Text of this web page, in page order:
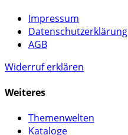
Impressum
Datenschutzerklärung
AGB
Widerruf erklären
Weiteres
Themenwelten
Kataloge